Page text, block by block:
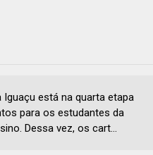
Iguaçu está na quarta etapa
para os estudantes da
Dessa vez, os cart...